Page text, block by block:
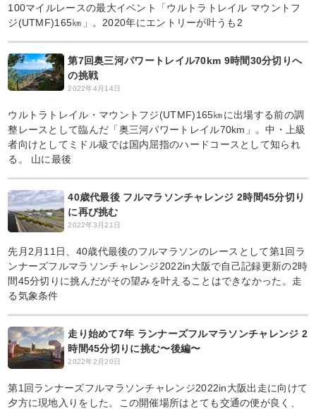
100マイルレースの最大イベント「ウルトラトレイル マウントフ
ジ(UTMF)165㎞」。2020年にエントリーが叶うも2
第7回奥三河パワートレイル70km 9時間30分切りへ
の挑戦
2022年4月14日
ウルトラトレイル・マウントフジ(UTMF)165㎞に出場する前の調
整レースとして臨んだ「奥三河パワートレイル70km」。中・上級
者向けとしてミドル級では国内屈指のハードコースとして知られ
る。 山に最後
40歳代最後 フルマラソンチャレンジ 2時間45分切り
に再び挑む
2022年3月21日
先月2月11日、40歳代最後のフルマラソンのレースとして第1回ラ
ンナーズフルマラソンチャレンジ2022in大阪で自己記録更新の2時
間45分切りに挑んだがその望みを叶えることはできなかった。走
る気象条件
走り始めて7年 ランナーズフルマラソンチャレンジ 2
時間45分切りに挑む〜後編〜
2022年2月20日
第1回ランナーズフルマラソンチャレンジ2022in大阪出走に向けて
夕方に現地入りをした。この開催場所はとても交通の便が良く、